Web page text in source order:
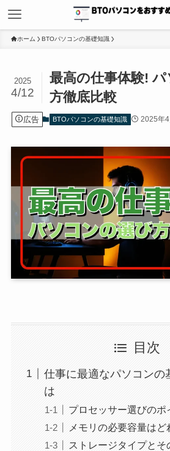
ホーム BTOパソコンの基礎知識
最高の仕事体験!
方徹底比較
2025
4/12
広告 BTOパソコンの基礎知識 2025年
目次
仕事に最適なパソコンの
は
プロセッサー選びのポ
メモリの必要容量はど
ストレージタイプとそ